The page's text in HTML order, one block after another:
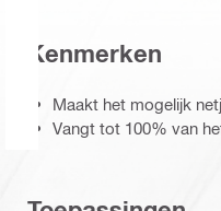
Kenmerken
Maakt het mogelijk
Vangt tot 100% van